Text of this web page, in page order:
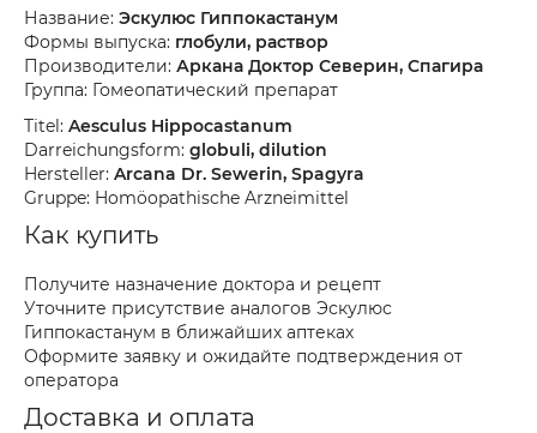
Название: Эскулюс Гиппокастанум
Формы выпуска: глобули, раствор
Производители: Аркана Доктор Северин, Спагира
Группа: Гомеопатический препарат
Titel: Aesculus Hippocastanum
Darreichungsform: globuli, dilution
Hersteller: Arcana Dr. Sewerin, Spagyra
Gruppe: Homöopathische Arzneimittel
Как купить
Получите назначение доктора и рецепт
Уточните присутствие аналогов Эскулюс
Гиппокастанум в ближайших аптеках
Оформите заявку и ожидайте подтверждения от
оператора
Доставка и оплата